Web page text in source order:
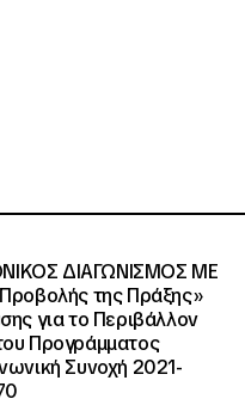
ΔΙΑΓΩΝΙΣΜΟΣ ΜΕ
της Πράξης»
για το Περιβάλλον
Προγράμματος
Συνοχή 2021-